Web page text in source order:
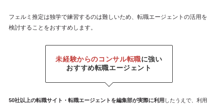
フェルミ推定は独学で練習するのは難しいため、転職エージェントの活用を
検討することをおすすめします。
未経験からのコンサル転職に強い
おすすめ転職エージェント
50社以上の転職サイト・転職エージェントを編集部が実際に利用 したうえで、利用